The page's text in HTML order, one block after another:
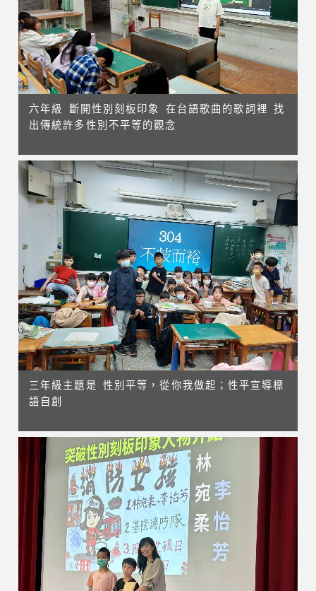
六年級 斷開性別刻板印象 在台語歌曲的歌詞裡 找
出傳統許多性別不平等的觀念
三年級主題是 性別平等，從你我做起；性平宣導標
語自創